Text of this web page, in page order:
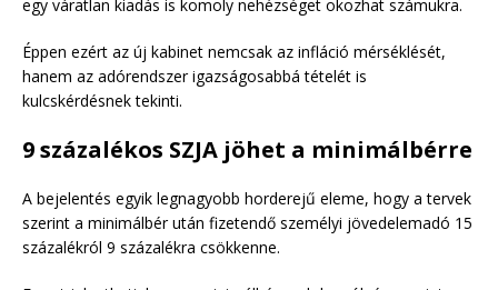
egy váratlan kiadás is komoly nehézséget okozhat számukra.
Éppen ezért az új kabinet nemcsak az infláció mérséklését,
hanem az adórendszer igazságosabbá tételét is
kulcskérdésnek tekinti.
9 százalékos SZJA jöhet a minimálbérre
A bejelentés egyik legnagyobb horderejű eleme, hogy a tervek
szerint a minimálbér után fizetendő személyi jövedelemadó 15
százalékról 9 százalékra csökkenne.